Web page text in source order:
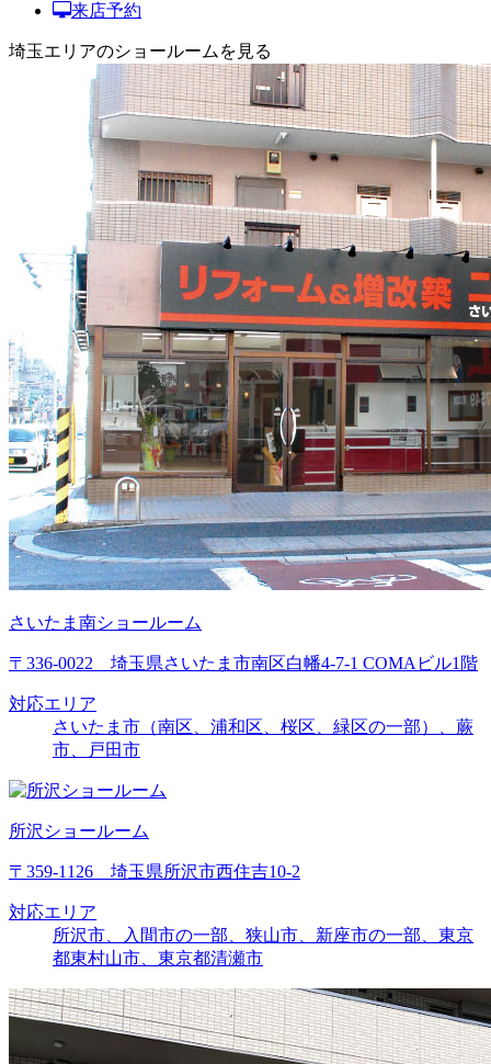
来店予約
埼玉エリアのショールームを見る
さいたま南ショールーム
〒336-0022 埼玉県さいたま市南区白幡4-7-1 COMAビル1階
対応エリア
さいたま市（南区、浦和区、桜区、緑区の一部）、蕨
市、戸田市
所沢ショールーム
〒359-1126 埼玉県所沢市西住吉10-2
対応エリア
所沢市、入間市の一部、狭山市、新座市の一部、東京
都東村山市、東京都清瀬市